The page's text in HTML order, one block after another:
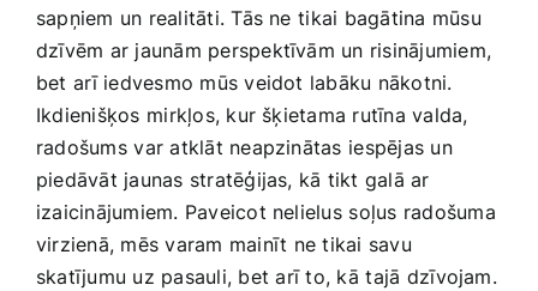
sapņiem un realitāti. Tās ne ⁣tikai bagātina mūsu⁤
dzīvēm ar jaunām perspektīvām un risinājumiem,
bet⁣ arī iedvesmo mūs veidot ​labāku nākotni.
Ikdienišķos⁣ mirkļos, kur šķietama rutīna valda,
radošums ⁤var atklāt​ neapzinātas ⁤iespējas un
piedāvāt jaunas stratēģijas, kā tikt galā ar
izaicinājumiem.​ Paveicot nelielus⁢ soļus radošuma
virzienā, mēs varam mainīt⁤ ne tikai ‍savu
‌skatījumu uz pasauli, ‍bet⁤ arī to, kā⁤ tajā⁤ dzīvojam.